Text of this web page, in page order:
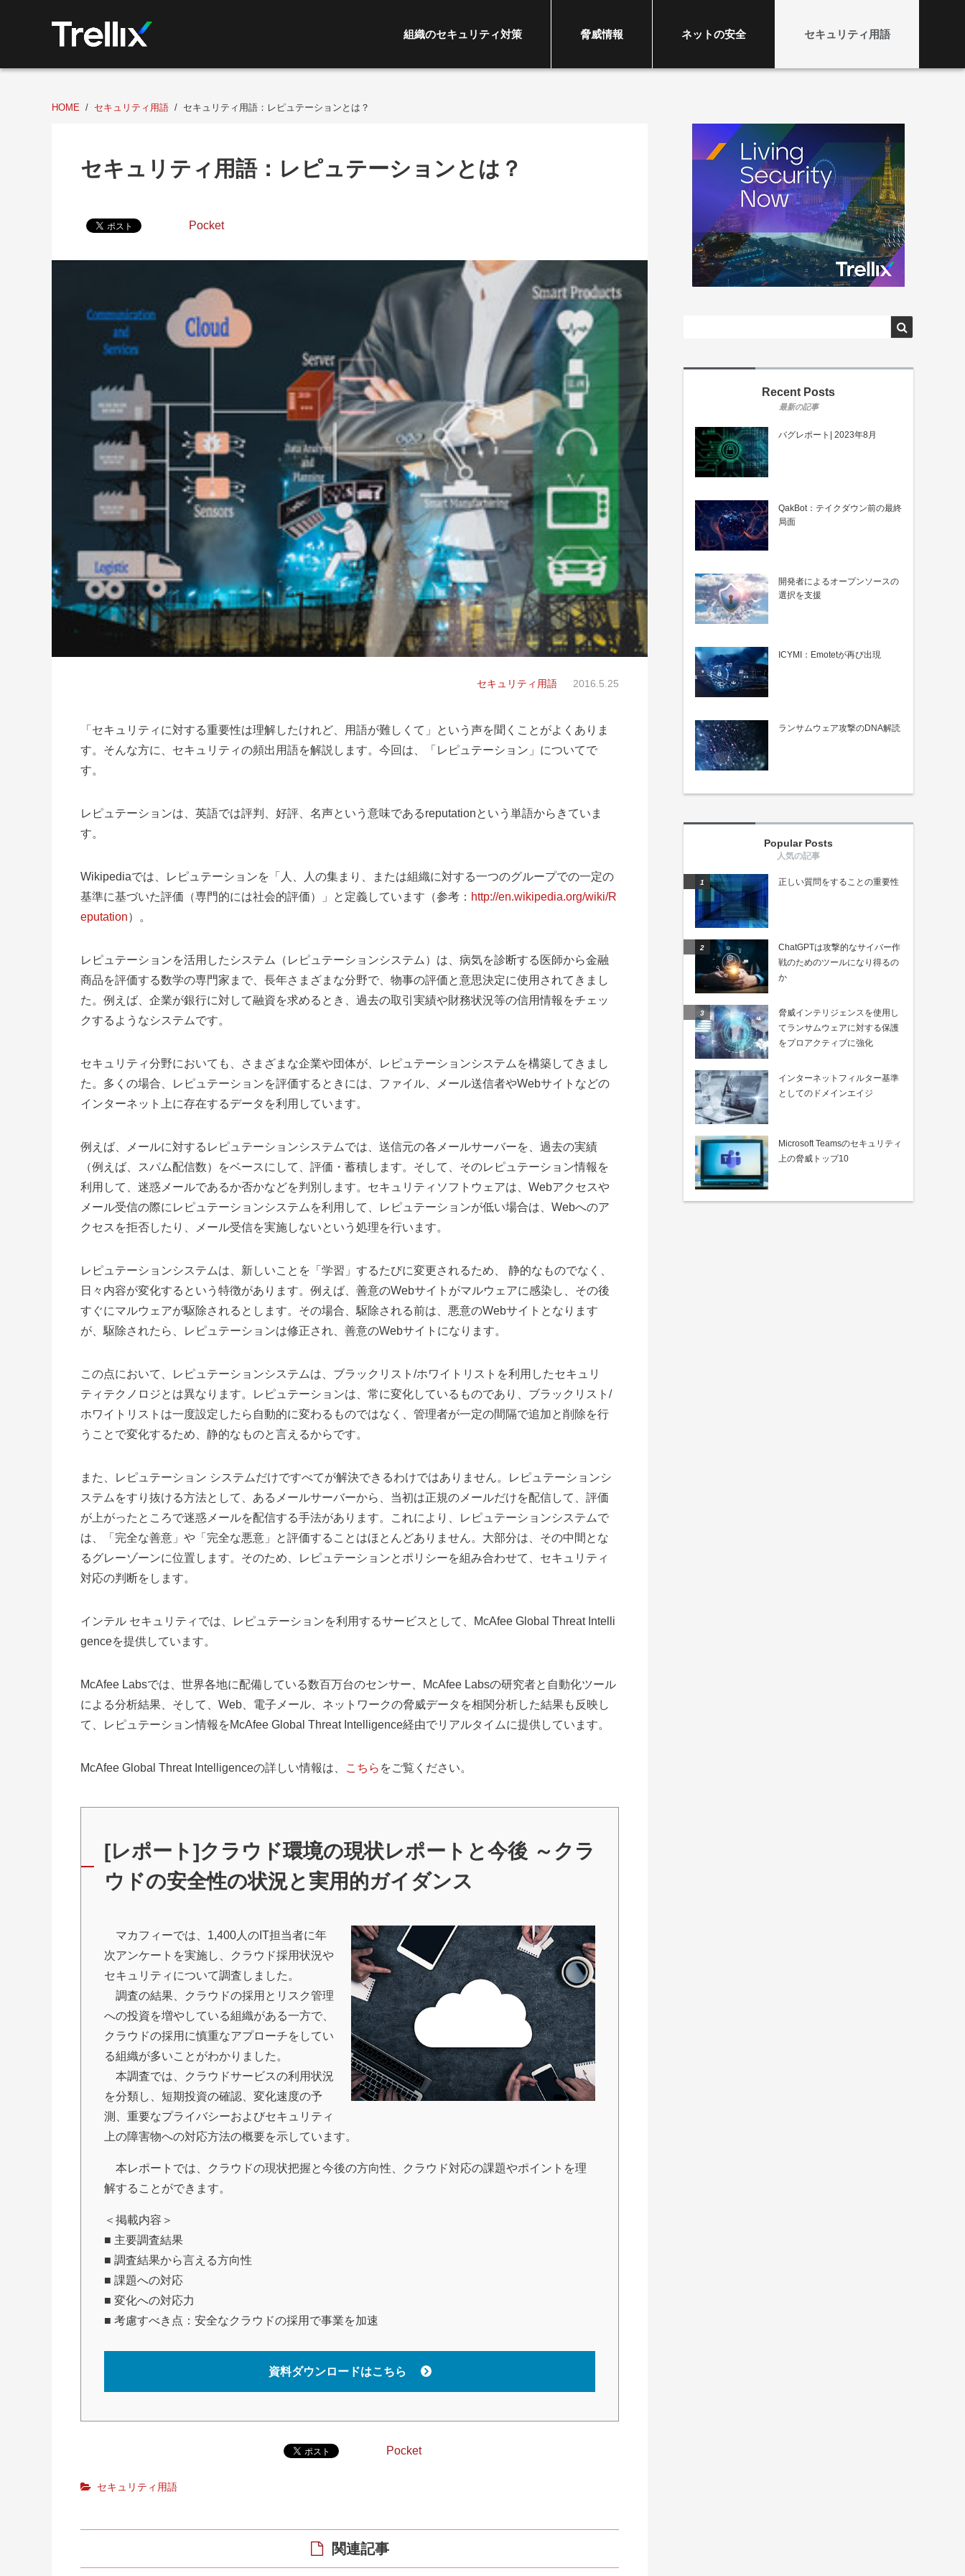
組織のセキュリティ対策 脅威情報 ネットの安全 セキュリティ用語
HOME セキュリティ用語 セキュリティ用語：レピュテーションとは？
セキュリティ用語：レピュテーションとは？
Pocket
セキュリティ用語 2016.5.25
「セキュリティに対する重要性は理解したけれど、用語が難しくて」という声を聞くことがよくありま
す。そんな方に、セキュリティの頻出用語を解説します。今回は、「レピュテーション」についてで
す。
レピュテーションは、英語では評判、好評、名声という意味であるreputationという単語からきていま
す。
Wikipediaでは、レピュテーションを「人、人の集まり、または組織に対する一つのグループでの一定の
基準に基づいた評価（専門的には社会的評価）」と定義しています（参考： http://en.wikipedia.org/wiki/R
eputation）。
レピュテーションを活用したシステム（レピュテーションシステム）は、病気を診断する医師から金融
商品を評価する数学の専門家まで、長年さまざまな分野で、物事の評価と意思決定に使用されてきまし
た。例えば、企業が銀行に対して融資を求めるとき、過去の取引実績や財務状況等の信用情報をチェッ
クするようなシステムです。
セキュリティ分野においても、さまざまな企業や団体が、レピュテーションシステムを構築してきまし
た。多くの場合、レピュテーションを評価するときには、ファイル、メール送信者やWebサイトなどの
インターネット上に存在するデータを利用しています。
例えば、メールに対するレピュテーションシステムでは、送信元の各メールサーバーを、過去の実績
（例えば、スパム配信数）をベースにして、評価・蓄積します。そして、そのレピュテーション情報を
利用して、迷惑メールであるか否かなどを判別します。セキュリティソフトウェアは、Webアクセスや
メール受信の際にレピュテーションシステムを利用して、レピュテーションが低い場合は、Webへのア
クセスを拒否したり、メール受信を実施しないという処理を行います。
レピュテーションシステムは、新しいことを「学習」するたびに変更されるため、 静的なものでなく、
日々内容が変化するという特徴があります。例えば、善意のWebサイトがマルウェアに感染し、その後
すぐにマルウェアが駆除されるとします。その場合、駆除される前は、悪意のWebサイトとなります
が、駆除されたら、レピュテーションは修正され、善意のWebサイトになります。
この点において、レピュテーションシステムは、ブラックリスト/ホワイトリストを利用したセキュリ
ティテクノロジとは異なります。レピュテーションは、常に変化しているものであり、ブラックリスト/
ホワイトリストは一度設定したら自動的に変わるものではなく、管理者が一定の間隔で追加と削除を行
うことで変化するため、静的なものと言えるからです。
また、レピュテーション システムだけですべてが解決できるわけではありません。レピュテーションシ
ステムをすり抜ける方法として、あるメールサーバーから、当初は正規のメールだけを配信して、評価
が上がったところで迷惑メールを配信する手法があります。これにより、レピュテーションシステムで
は、「完全な善意」や「完全な悪意」と評価することはほとんどありません。大部分は、その中間とな
るグレーゾーンに位置します。そのため、レピュテーションとポリシーを組み合わせて、セキュリティ
対応の判断をします。
インテル セキュリティでは、レピュテーションを利用するサービスとして、McAfee Global Threat Intelli
genceを提供しています。
McAfee Labsでは、世界各地に配備している数百万台のセンサー、McAfee Labsの研究者と自動化ツール
による分析結果、そして、Web、電子メール、ネットワークの脅威データを相関分析した結果も反映し
て、レピュテーション情報をMcAfee Global Threat Intelligence経由でリアルタイムに提供しています。
McAfee Global Threat Intelligenceの詳しい情報は、 こちら をご覧ください。
[レポート]クラウド環境の現状レポートと今後 ～クラ
ウドの安全性の状況と実用的ガイダンス
マカフィーでは、1,400人のIT担当者に年
次アンケートを実施し、クラウド採用状況や
セキュリティについて調査しました。
調査の結果、クラウドの採用とリスク管理
への投資を増やしている組織がある一方で、
クラウドの採用に慎重なアプローチをしてい
る組織が多いことがわかりました。
本調査では、クラウドサービスの利用状況
を分類し、短期投資の確認、変化速度の予
測、重要なプライバシーおよびセキュリティ
上の障害物への対応方法の概要を示しています。
本レポートでは、クラウドの現状把握と今後の方向性、クラウド対応の課題やポイントを理
解することができます。
＜掲載内容＞
■ 主要調査結果
■ 調査結果から言える方向性
■ 課題への対応
■ 変化への対応力
■ 考慮すべき点：安全なクラウドの採用で事業を加速
資料ダウンロードはこちら
Pocket
セキュリティ用語
関連記事
Recent Posts
バグレポート| 2023年8月
QakBot：テイクダウン前の最終
局面
開発者によるオープンソースの
選択を支援
ICYMI：Emotetが再び出現
ランサムウェア攻撃のDNA解読
Popular Posts
正しい質問をすることの重要性
ChatGPTは攻撃的なサイバー作
戦のためのツールになり得るの
か
脅威インテリジェンスを使用し
てランサムウェアに対する保護
をプロアクティブに強化
インターネットフィルター基準
としてのドメインエイジ
Microsoft Teamsのセキュリティ
上の脅威トップ10